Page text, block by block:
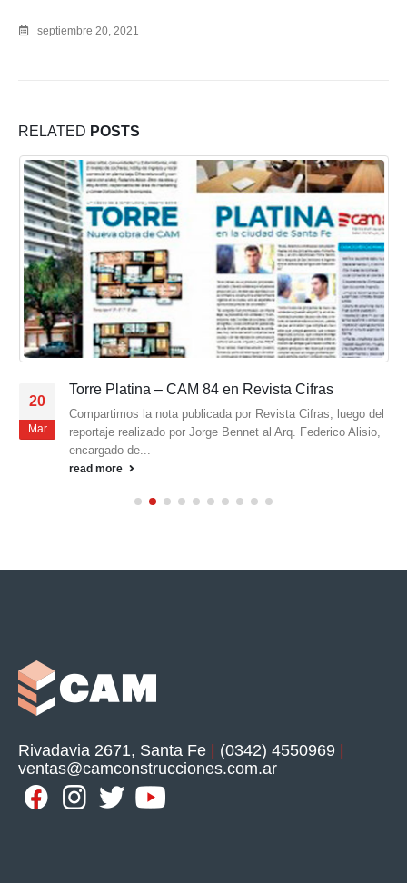
septiembre 20, 2021
RELATED POSTS
20
Mar
Torre Platina – CAM 84 en Revista Cifras
Compartimos la nota publicada por Revista Cifras, luego del
reportaje realizado por Jorge Bennet al Arq. Federico Alisio,
encargado de...
read more
Rivadavia 2671, Santa Fe (0342) 4550969
ventas@camconstrucciones.com.ar